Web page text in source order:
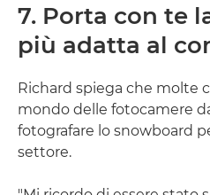
7. Porta con te
più adatta al
Richard spiega che molte
mondo delle fotocamere
fotografare lo snowboard
settore.